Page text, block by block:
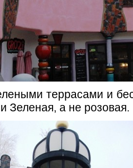
террасами и
Зеленая, а не розовая.